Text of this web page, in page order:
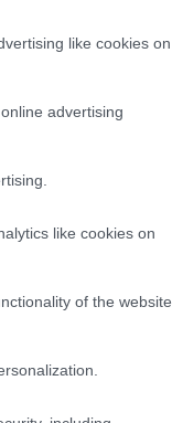
like cookies on
advertising
like cookies on
of the website
βγαίνει
με
τα
γυναίκα
κουράγιο
τόλμησε,
υποστεί